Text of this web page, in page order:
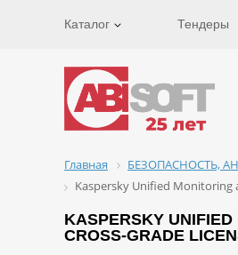
Каталог Тендеры
Главная БЕЗОПАСНОСТЬ,
Kaspersky Unified Monitoring
KASPERSKY
CROSS-GRADE